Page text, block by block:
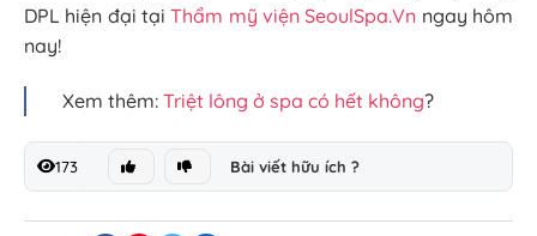
DPL hiện đại tạiThẩm mỹ viện SeoulSpa.Vn ngay hôm
nay!
Xem thêm: Triệt lông ở spa có hết không?
173 Bài viết hữu ích ?